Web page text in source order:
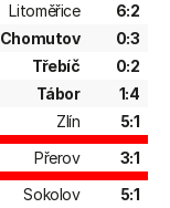
Litoměřice
6:2
Chomutov
0:3
Třebíč
0:2
Tábor
1:4
Zlín
5:1
Přerov
3:1
Sokolov 5:1